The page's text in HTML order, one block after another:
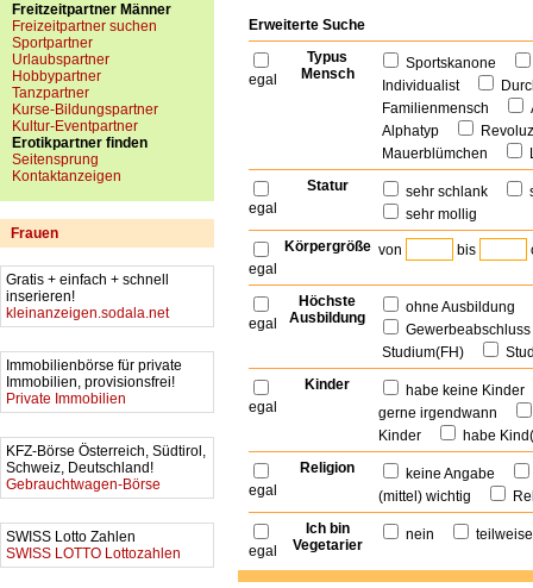
Freitzeitpartner Männer
Freizeitpartner suchen
Sportpartner
Urlaubspartner
Hobbypartner
Tanzpartner
Kurse-Bildungspartner
Kultur-Eventpartner
Erotikpartner finden
Seitensprung
Kontaktanzeigen
Frauen
Gratis + einfach + schnell
inserieren!
kleinanzeigen.sodala.net
Immobilienbörse für private
Immobilien, provisionsfrei!
Private Immobilien
KFZ-Börse Österreich, Südtirol,
Schweiz, Deutschland!
Gebrauchtwagen-Börse
SWISS Lotto Zahlen
SWISS LOTTO Lottozahlen
Erweiterte Suche
egal
Typus
Mensch
Sportskanone
Individualist
Familienmensch
Alphatyp
Mauerblümchen
egal
Statur sehr schlank
sehr mollig
egal
Körpergröße von bis
egal
Höchste
Ausbildung
ohne Ausbildung
Studium(FH)
egal
Kinder
habe keine
gerne irgendwann
Kinder
habe
egal
Religion
keine Angabe
(mittel) wichtig
egal
Ich bin
Vegetarier
nein